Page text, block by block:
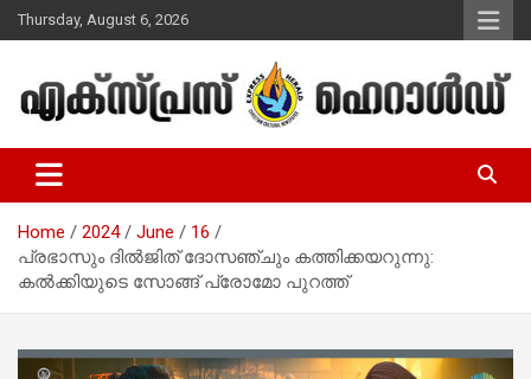
Skip
to
Thursday, August 6, 2026
Express Herald – Malayalam
Christian News
Home 2024 June
16
പ്രഭാസും ദില്‍ജിത് ദോസഞ്ചും കത്തിക്കയറുന്നു:
കല്‍ക്കിയുടെ സോങ്ങ് പ്രോമോ പുറത്ത്